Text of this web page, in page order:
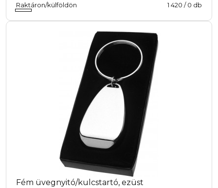
Raktáron/külföldön
1 420 /0 db
Fém üvegnyitó/kulcstartó, ezüst